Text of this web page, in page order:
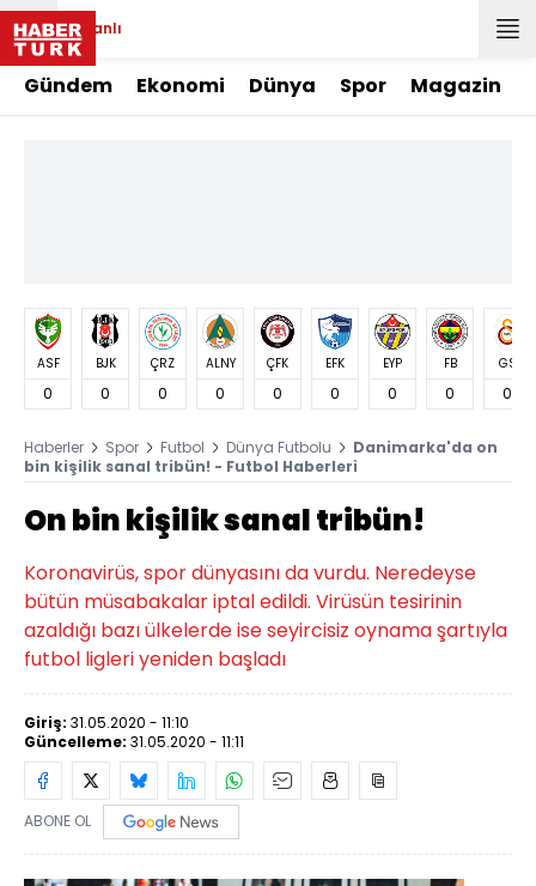
Canlı
Gündem Ekonomi Dünya Spor Magazin
ASF
0
BJK
0
ÇRZ
0
ALNY
0
ÇFK
0
EFK
0
EYP
0
FB
0
GS
0
Haberler Spor Futbol Dünya Futbolu
Danimarka'da on
bin kişilik sanal tribün! - Futbol Haberleri
On bin kişilik sanal tribün!
Koronavirüs, spor dünyasını da vurdu. Neredeyse
bütün müsabakalar iptal edildi. Virüsün tesirinin
azaldığı bazı ülkelerde ise seyircisiz oynama şartıyla
futbol ligleri yeniden başladı
Giriş: 31.05.2020 - 11:10
Güncelleme: 31.05.2020 - 11:11
ABONE OL